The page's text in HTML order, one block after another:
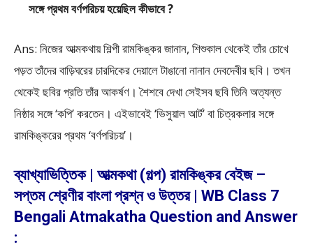
সঙ্গে প্রথম বর্ণপরিচয় হয়েছিল কীভাবে ?
Ans: নিজের আত্মকথায় শিল্পী রামকিঙ্কর জানান, শিশুকাল থেকেই তাঁর চোখে
পড়ত তাঁদের বাড়িঘরের চারদিকের দেয়ালে টাঙানো নানান দেবদেবীর ছবি। তখন
থেকেই ছবির প্রতি তাঁর আকর্ষণ। শৈশবে দেখা সেইসব ছবি তিনি অত্যন্ত
নিষ্ঠার সঙ্গে ‘কপি’ করতেন। এইভাবেই ‘ভিসুয়াল আর্ট’ বা চিত্রকলার সঙ্গে
রামকিঙ্করের প্রথম ‘বর্ণপরিচয়’।
ব্যাখ্যাভিত্তিক | আত্মকথা (গল্প) রামকিঙ্কর বেইজ –
সপ্তম শ্রেণীর বাংলা প্রশ্ন ও উত্তর | WB Class 7
Bengali Atmakatha Question and Answer
: